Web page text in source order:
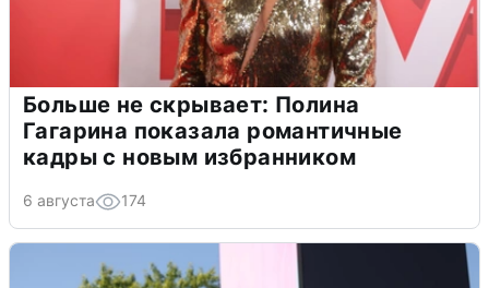
Больше не скрывает: Полина
Гагарина показала романтичные
кадры с новым избранником
6 августа 174